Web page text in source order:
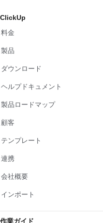
ClickUp
料金
製品
ダウンロード
ヘルプドキュメント
製品ロードマップ
顧客
テンプレート
連携
会社概要
インポート
作業ガイド